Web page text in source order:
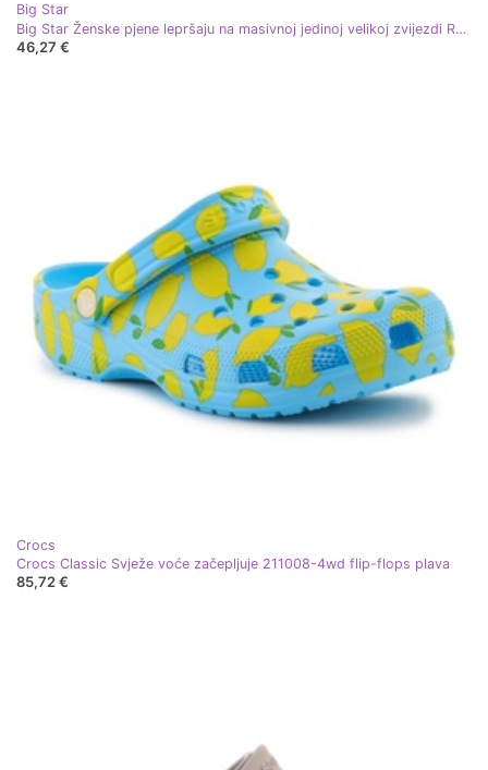
Big Star
Big Star Ženske pjene lepršaju na masivnoj jedinoj velikoj zvijezdi RR274A121 Dark Beige bež
46,27 €
Crocs
Crocs Classic Svježe voće začepljuje 211008-4wd flip-flops plava
85,72 €